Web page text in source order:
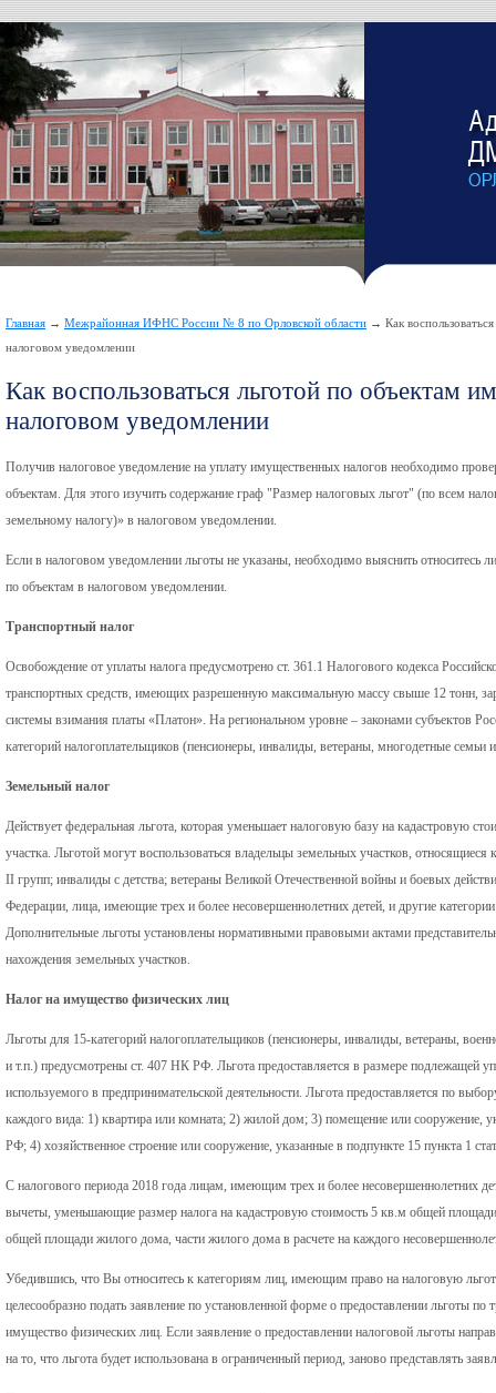
Главная → Межрайонная ИФНС России № 8 по Орловской области → Как
налоговом уведомлении
Как воспользоваться льготой по объектам
налоговом уведомлении
Получив налоговое уведомление на уплату имущественных налогов необходимо
объектам. Для этого изучить содержание граф "Размер налоговых льгот" (по всем
земельному налогу)» в налоговом уведомлении.
Если в налоговом уведомлении льготы не указаны, необходимо выяснить
по объектам в налоговом уведомлении.
Транспортный налог
Освобождение от уплаты налога предусмотрено ст. 361.1 Налогового кодекса
транспортных средств, имеющих разрешенную максимальную массу свыше 12 тонн,
системы взимания платы «Платон». На региональном уровне – законами субъектов
категорий налогоплательщиков (пенсионеры, инвалиды, ветераны, многодетные семьи
Земельный налог
Действует федеральная льгота, которая уменьшает налоговую базу на кадастровую
участка. Льготой могут воспользоваться владельцы земельных участков,
II групп; инвалиды с детства; ветераны Великой Отечественной войны и боевых
Федерации, лица, имеющие трех и более несовершеннолетних детей, и другие
Дополнительные льготы установлены нормативными правовыми актами
нахождения земельных участков.
Налог на имущество физических лиц
Льготы для 15-категорий налогоплательщиков (пенсионеры, инвалиды, ветераны,
и т.п.) предусмотрены ст. 407 НК РФ. Льгота предоставляется в размере подлежащей
используемого в предпринимательской деятельности. Льгота предоставляется по
каждого вида: 1) квартира или комната; 2) жилой дом; 3) помещение или сооружение,
РФ; 4) хозяйственное строение или сооружение, указанные в подпункте 15 пункта 1
С налогового периода 2018 года лицам, имеющим трех и более несовершеннолетних
вычеты, уменьшающие размер налога на кадастровую стоимость 5 кв.м общей
общей площади жилого дома, части жилого дома в расчете на каждого
Убедившись, что Вы относитесь к категориям лиц, имеющим право на налоговую
целесообразно подать заявление по установленной форме о предоставлении льготы
имущество физических лиц. Если заявление о предоставлении налоговой льготы
на то, что льгота будет использована в ограниченный период, заново представлять